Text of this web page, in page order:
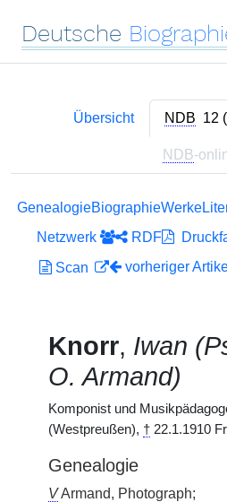
Deutsche
Übersicht NDB 12
NDB-
GenealogieBiographieWerke
Netzwerk
RDF
Scan
vorheriger
Knorr, Iwan
O. Armand)
Komponist und
(Westpreußen), † 22.1.1910
Genealogie
VArmand, Photograph;